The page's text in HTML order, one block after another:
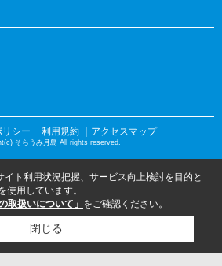
シー ｜ 利用規約 ｜アクセスマップ
そらうみ月島 All rights reserved.
ト利用状況把握、サービス向上検討を目的と
使用しています。
取扱いについて」 をご確認ください。
閉じる